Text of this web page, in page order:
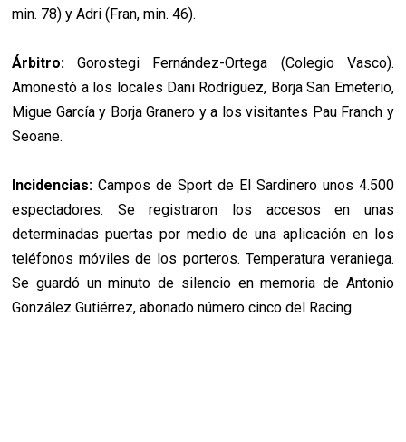
min. 78) y Adri (Fran, min. 46).
Árbitro: Gorostegi Fernández-Ortega (Colegio Vasco).
Amonestó a los locales Dani Rodríguez, Borja San Emeterio,
Migue García y Borja Granero y a los visitantes Pau Franch y
Seoane.
Incidencias: Campos de Sport de El Sardinero unos 4.500
espectadores. Se registraron los accesos en unas
determinadas puertas por medio de una aplicación en los
teléfonos móviles de los porteros. Temperatura veraniega.
Se guardó un minuto de silencio en memoria de Antonio
González Gutiérrez, abonado número cinco del Racing.